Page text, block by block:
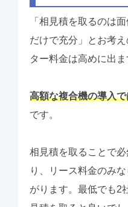
「相見積を取るのは
だけで充分」とお考
ター料金は高めに出ま
高額な複合機の導入
です。
相見積を取ることで
り、リース料金のみ
がります。最低でも2